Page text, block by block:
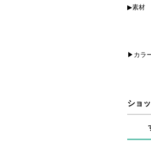
▶素材
▶カラ
ショ